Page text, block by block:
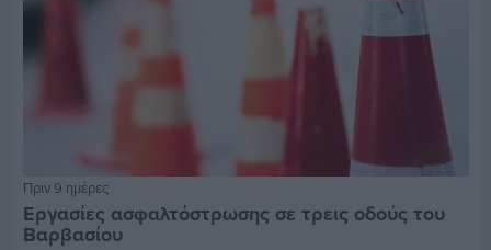
Πριν 9 ημέρες
Εργασίες ασφαλτόστρωσης σε τρεις οδούς του
Βαρβασίου